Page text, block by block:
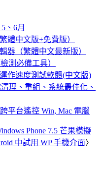
、6月
體中文版+免費版）
器（繁體中文最新版）
測必備工具）
作速度測試軟體(中文版)
清理、重組、系統最佳化、
平台遙控 Win, Mac 電腦
Phone 7.5 芒果模擬
中試用 WP 手機介面〉